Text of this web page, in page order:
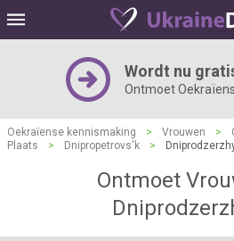
Wordt nu
Ontmoet
Oekraïense kennismaking > Vrouwen >
Plaats
> Dnipropetrovs'k >
Ontmoet